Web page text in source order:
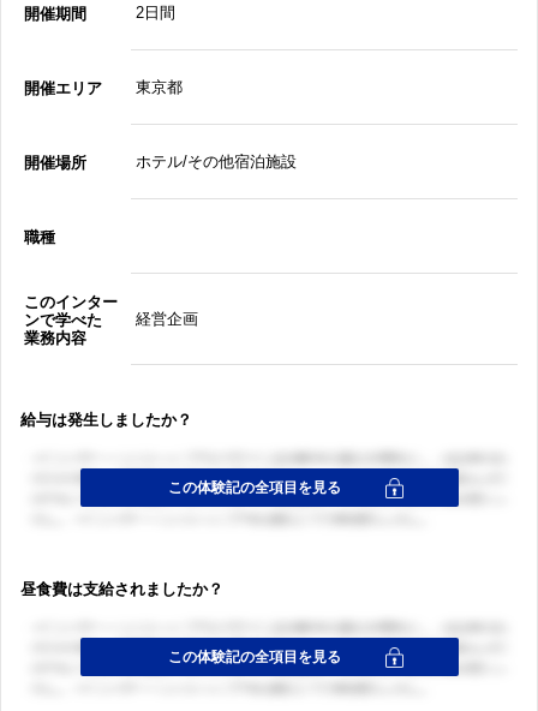
開催期間 2日間
開催エリア 東京都
開催場所 ホテル/その他宿泊施設
職種
このインター
ンで学べた
業務内容
経営企画
給与は発生しましたか？
昼食費は支給されましたか？